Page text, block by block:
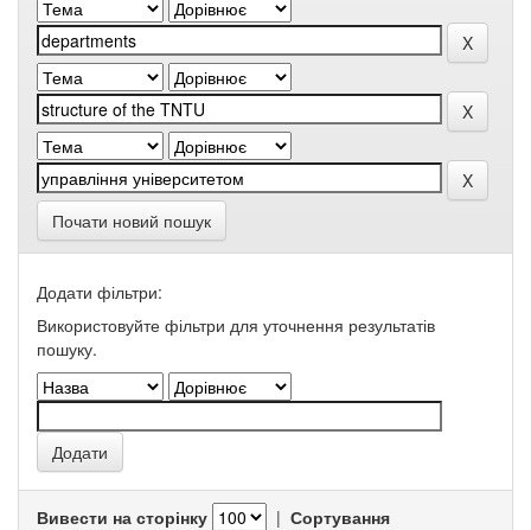
Почати новий пошук
Додати фільтри:
Використовуйте фільтри для уточнення результатів
пошуку.
Вивести на сторінку | Сортування